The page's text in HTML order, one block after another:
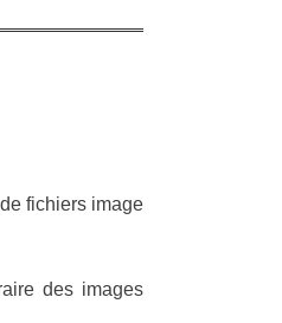
fichiers image
des images